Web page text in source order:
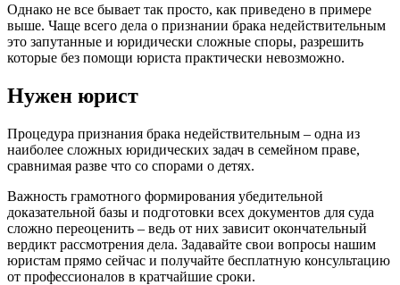
Однако не все бывает так просто, как приведено в примере
выше. Чаще всего дела о признании брака недействительным
это запутанные и юридически сложные споры, разрешить
которые без помощи юриста практически невозможно.
Нужен юрист
Процедура признания брака недействительным – одна из
наиболее сложных юридических задач в семейном праве,
сравнимая разве что со спорами о детях.
Важность грамотного формирования убедительной
доказательной базы и подготовки всех документов для суда
сложно переоценить – ведь от них зависит окончательный
вердикт рассмотрения дела. Задавайте свои вопросы нашим
юристам прямо сейчас и получайте бесплатную консультацию
от профессионалов в кратчайшие сроки.